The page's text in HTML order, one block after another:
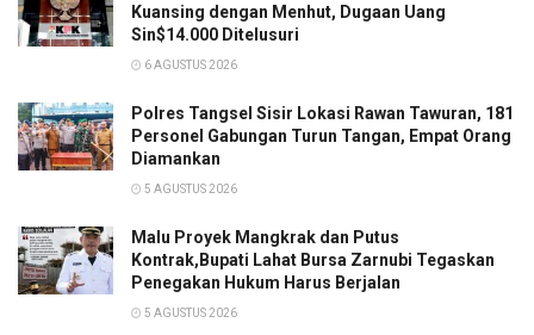
Kuansing dengan Menhut, Dugaan Uang
Sin$14.000 Ditelusuri
6 AGUSTUS 2026
Polres Tangsel Sisir Lokasi Rawan Tawuran, 181
Personel Gabungan Turun Tangan, Empat Orang
Diamankan
5 AGUSTUS 2026
Malu Proyek Mangkrak dan Putus
Kontrak,Bupati Lahat Bursa Zarnubi Tegaskan
Penegakan Hukum Harus Berjalan
5 AGUSTUS 2026